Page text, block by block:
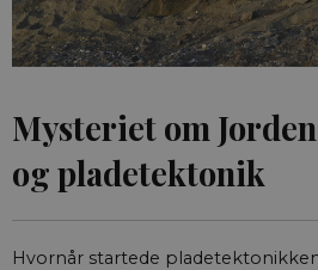
Mysteriet om
og pladetektonik
Hvornår startede